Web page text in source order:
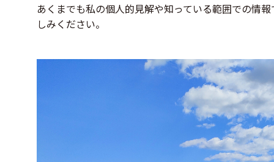
あくまでも私の個人的見解や知っている範囲での情
しみください。